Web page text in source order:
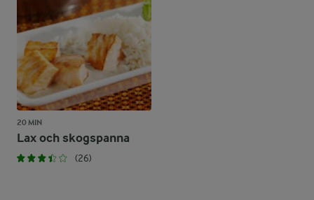
20 MIN
Lax och skogspanna
(26)